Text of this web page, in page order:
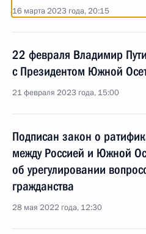
16 марта 2023 года, 20:15
22 февраля Владимир
с Президентом Южной
21 февраля 2023 года, 15:00
Подписан закон о
между Россией и Южной
об урегулировании
гражданства
28 мая 2022 года, 12:30